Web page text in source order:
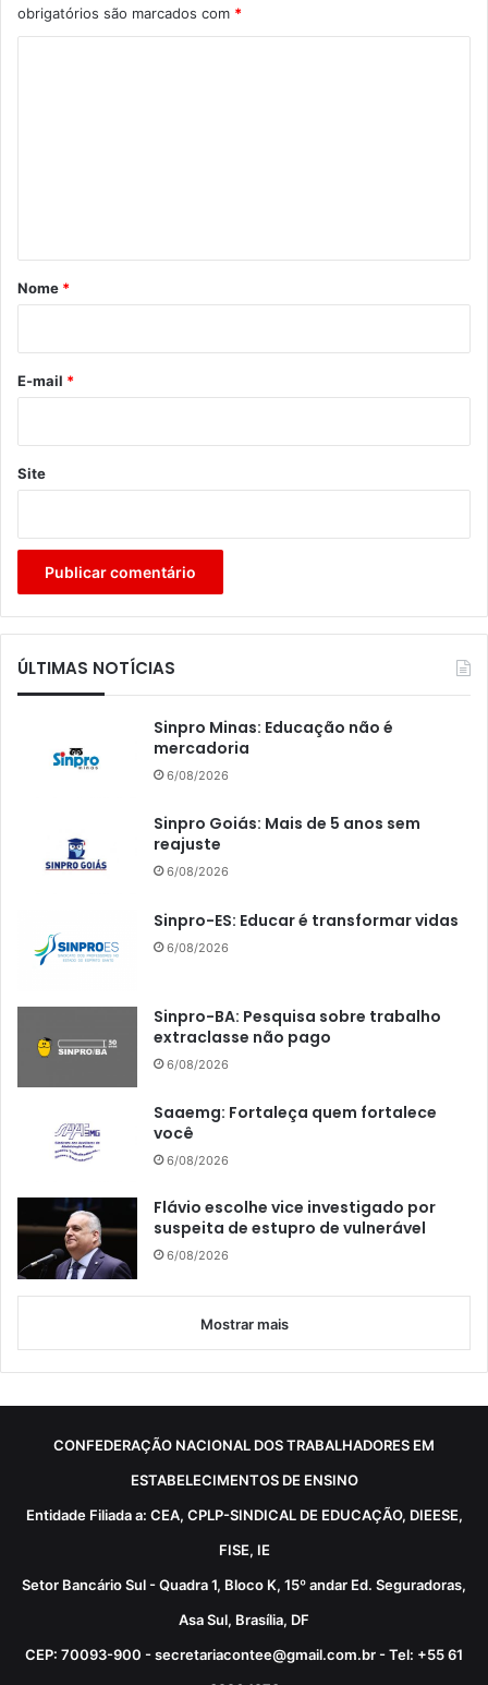
obrigatórios são marcados com *
r
*
Nome *
E-mail *
Site
ÚLTIMAS NOTÍCIAS
Sinpro Minas: Educação não é
mercadoria
6/08/2026
Sinpro Goiás: Mais de 5 anos sem
reajuste
6/08/2026
Sinpro-ES: Educar é transformar vidas
6/08/2026
Sinpro-BA: Pesquisa sobre trabalho
extraclasse não pago
6/08/2026
Saaemg: Fortaleça quem fortalece
você
6/08/2026
Flávio escolhe vice investigado por
suspeita de estupro de vulnerável
6/08/2026
Mostrar mais
CONFEDERAÇÃO NACIONAL DOS TRABALHADORES EM
ESTABELECIMENTOS DE ENSINO
Entidade Filiada a: CEA, CPLP-SINDICAL DE EDUCAÇÃO, DIEESE,
FISE, IE
Setor Bancário Sul - Quadra 1, Bloco K, 15º andar Ed. Seguradoras,
Asa Sul, Brasília, DF
CEP: 70093-900 - secretariacontee@gmail.com.br - Tel: +55 61